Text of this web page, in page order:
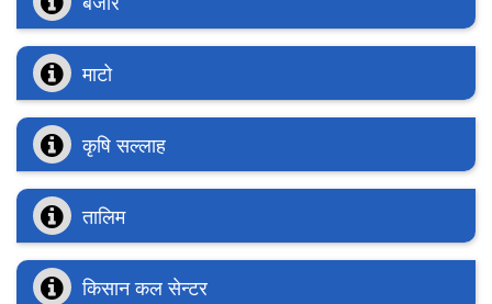
माटो
कृषि सल्लाह
तालिम
किसान कल सेन्टर